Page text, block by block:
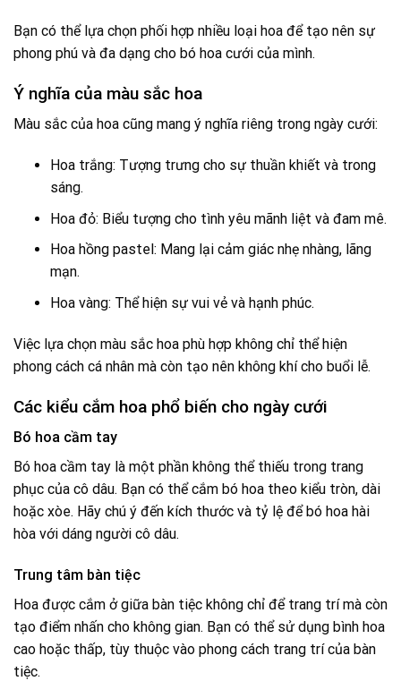
Bạn có thể lựa chọn phối hợp nhiều loại hoa để tạo nên sự
phong phú và đa dạng cho bó hoa cưới của mình.
Ý nghĩa của màu sắc hoa
Màu sắc của hoa cũng mang ý nghĩa riêng trong ngày cưới:
Hoa trắng: Tượng trưng cho sự thuần khiết và trong
sáng.
Hoa đỏ: Biểu tượng cho tình yêu mãnh liệt và đam mê.
Hoa hồng pastel: Mang lại cảm giác nhẹ nhàng, lãng
mạn.
Hoa vàng: Thể hiện sự vui vẻ và hạnh phúc.
Việc lựa chọn màu sắc hoa phù hợp không chỉ thể hiện
phong cách cá nhân mà còn tạo nên không khí cho buổi lễ.
Các kiểu cắm hoa phổ biến cho ngày cưới
Bó hoa cầm tay
Bó hoa cầm tay là một phần không thể thiếu trong trang
phục của cô dâu. Bạn có thể cắm bó hoa theo kiểu tròn, dài
hoặc xòe. Hãy chú ý đến kích thước và tỷ lệ để bó hoa hài
hòa với dáng người cô dâu.
Trung tâm bàn tiệc
Hoa được cắm ở giữa bàn tiệc không chỉ để trang trí mà còn
tạo điểm nhấn cho không gian. Bạn có thể sử dụng bình hoa
cao hoặc thấp, tùy thuộc vào phong cách trang trí của bàn
tiệc.